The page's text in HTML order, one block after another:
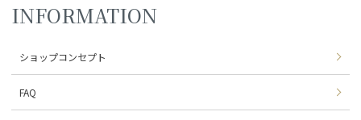
INFORMATION
ショップコンセプト
FAQ